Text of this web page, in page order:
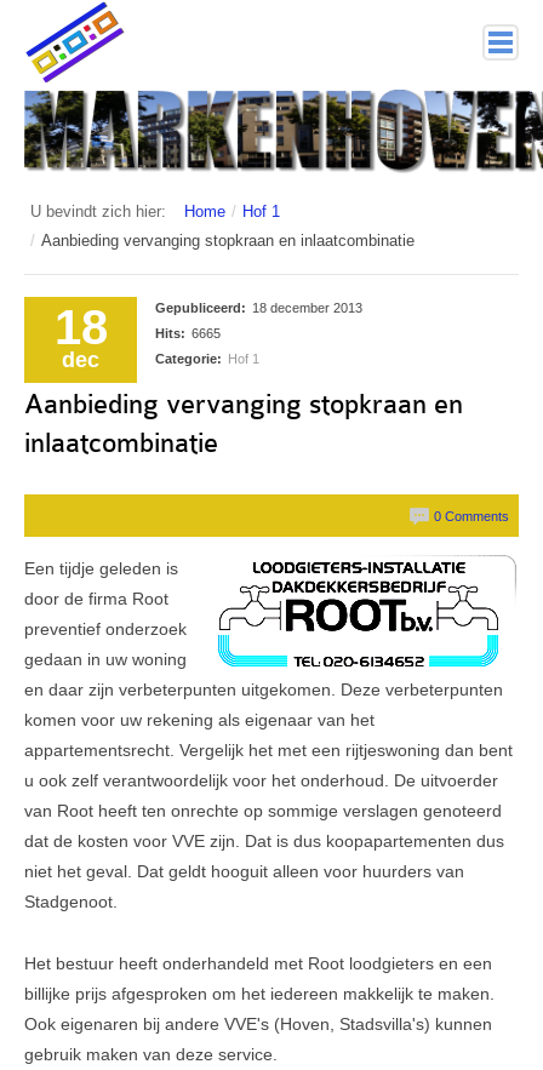
home
Markenhoven
Documenten
Veiligheid (mijn buurt van politie.nl)
Nieuwsbrieven
Historie
Hof 1
Bestuur en Commissies
Hof 2
Bestuur en informatie
Stadsvilla A
Stadsvilla B
Stadsvilla C
Stadsvilla D
Parkeergarage
Bestuur en VVE informatie
U bevindt zich hier: Home / Hof 1
/ Aanbieding vervanging stopkraan en inlaatcombinatie
18
dec
Gepubliceerd: 18 december 2013
Hits: 6665
Categorie: Hof 1
Aanbieding vervanging stopkraan en
inlaatcombinatie
0 Comments
Een tijdje geleden is
door de firma Root
preventief onderzoek
gedaan in uw woning
en daar zijn verbeterpunten uitgekomen. Deze verbeterpunten
komen voor uw rekening als eigenaar van het
appartementsrecht. Vergelijk het met een rijtjeswoning dan bent
u ook zelf verantwoordelijk voor het onderhoud. De uitvoerder
van Root heeft ten onrechte op sommige verslagen genoteerd
dat de kosten voor VVE zijn. Dat is dus koopapartementen dus
niet het geval. Dat geldt hooguit alleen voor huurders van
Stadgenoot.
Het bestuur heeft onderhandeld met Root loodgieters en een
billijke prijs afgesproken om het iedereen makkelijk te maken.
Ook eigenaren bij andere VVE's (Hoven, Stadsvilla's) kunnen
gebruik maken van deze service.